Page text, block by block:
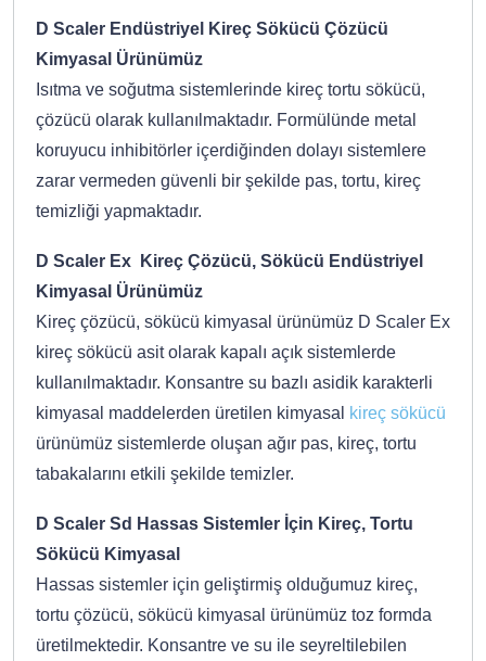
D Scaler Endüstriyel Kireç Sökücü Çözücü
Kimyasal Ürünümüz
Isıtma ve soğutma sistemlerinde kireç tortu sökücü,
çözücü olarak kullanılmaktadır. Formülünde metal
koruyucu inhibitörler içerdiğinden dolayı sistemlere
zarar vermeden güvenli bir şekilde pas, tortu, kireç
temizliği yapmaktadır.
D Scaler Ex Kireç Çözücü, Sökücü Endüstriyel
Kimyasal Ürünümüz
Kireç çözücü, sökücü kimyasal ürünümüz D Scaler Ex
kireç sökücü asit olarak kapalı açık sistemlerde
kullanılmaktadır. Konsantre su bazlı asidik karakterli
kimyasal maddelerden üretilen kimyasal
kireç sökücü
ürünümüz sistemlerde oluşan ağır pas, kireç, tortu
tabakalarını etkili şekilde temizler.
D Scaler Sd Hassas Sistemler İçin Kireç, Tortu
Sökücü Kimyasal
Hassas sistemler için geliştirmiş olduğumuz kireç,
tortu çözücü, sökücü kimyasal ürünümüz toz formda
üretilmektedir. Konsantre ve su ile seyreltilebilen